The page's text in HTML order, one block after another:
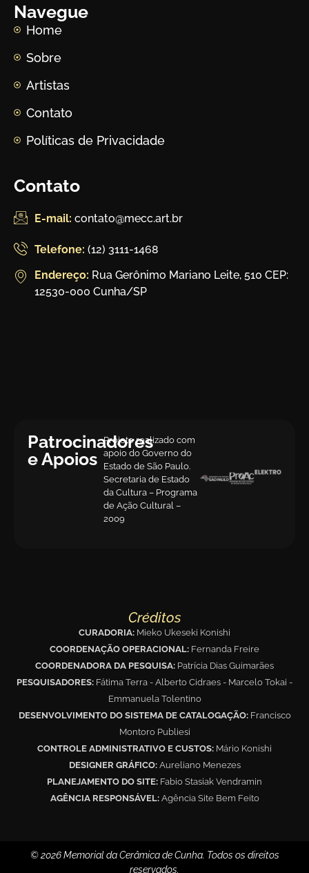
Navegue
Home
Sobre
Artistas
Contato
Políticas de Privacidade
Contato
E-mail: contato@mecc.art.br
Telefone: (12) 3111-1468
Endereço: Rua Gerônimo Mariano Leite, 510 CEP:
12530-000 Cunha/SP
Patrocinadores
e Apoios
Projeto realizado com
apoio do Governo do
Estado de São Paulo.
Secretaria de Estado
da Cultura – Programa
de Ação Cultural –
2009
Créditos
CURADORIA: Mieko Ukeseki Konishi
COORDENAÇÃO OPERACIONAL: Fernanda Freire
COORDENADORA DA PESQUISA: Patrícia Dias Guimarães
PESQUISADORES: Fátima Terra - Alberto Cidraes - Marcelo Tokai -
Emmanuela Tolentino
DESENVOLVIMENTO DO SISTEMA DE CATALOGAÇÃO: Francisco
Montoro Publiesi
CONTROLE ADMINISTRATIVO E CUSTOS: Mário Konishi
DESIGNER GRÁFICO:Aureliano Menezes
PLANEJAMENTO DO SITE: Fabio Stasiak Vendramin
AGÊNCIA RESPONSÁVEL:Agência Site Bem Feito
© 2026 Memorial da Cerâmica de Cunha. Todos os direitos
reservados.